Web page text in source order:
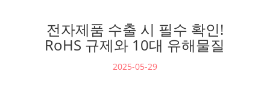
전자제품 수출 시 필수 확인!
RoHS 규제와 10대 유해물질
2025-05-29